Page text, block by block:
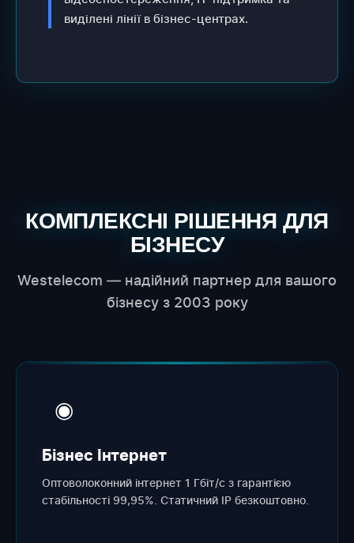
виділені лінії в бізнес-центрах.
КОМПЛЕКСНІ РІШЕННЯ ДЛЯ
БІЗНЕСУ
Westelecom — надійний партнер для вашого
бізнесу з 2003 року
◉
Бізнес Інтернет
Оптоволоконний інтернет 1 Гбіт/с з гарантією
стабільності 99,95%. Статичний IP безкоштовно.